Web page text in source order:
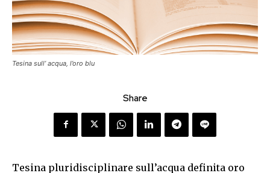
Tesina sull’ acqua, l’oro blu
Share
Tesina pluridisciplinare sull’acqua definita oro